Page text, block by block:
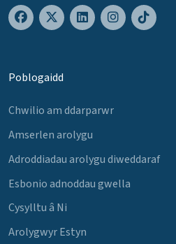
Poblogaidd
Chwilio am ddarparwr
Amserlen arolygu
Adroddiadau arolygu diweddaraf
Esbonio adnoddau gwella
Cysylltu â Ni
Arolygwyr Estyn